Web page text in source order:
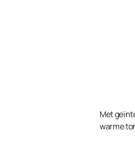
Met
warme